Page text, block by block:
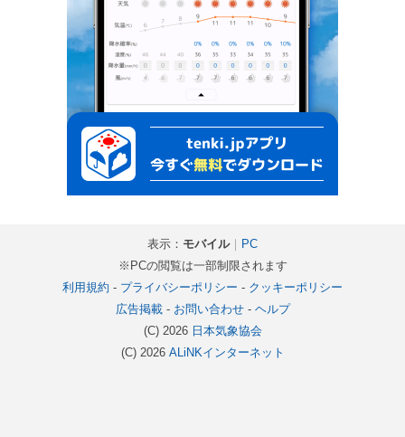
表示： モバイル｜ PC
※PCの閲覧は一部制限されます
利用規約 - プライバシーポリシー - クッキーポリシー
広告掲載- お問い合わせ- ヘルプ
(C) 2026 日本気象協会
(C) 2026 ALiNKインターネット